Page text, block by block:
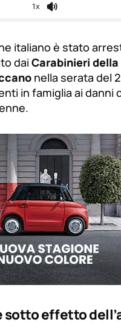
1x
italiano è stato
dai Carabinieri della
nella serata del
in famiglia ai danni
sotto effetto